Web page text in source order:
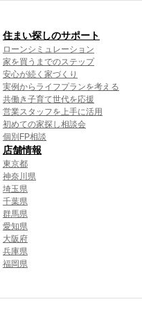
住まい探しのサポート
ローンシミュレーション
家を買うまでのステップ
安心が続く家づくり
実例からライフプランを考える
共働き子育て世代を応援
営業スタッフを上手に活用
初めての家探し相談会
個別FP相談
店舗情報
東京都
神奈川県
埼玉県
千葉県
群馬県
愛知県
大阪府
兵庫県
福岡県